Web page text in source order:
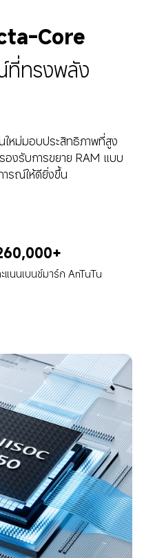
Core
ที่ทรงพลัง
ใหม่มอบประสิทธิภาพที่สูง
องรับการขยาย RAM แบบ
ารณ์ให้ดียิ่งขึ้น
แนนเบนช์มาร์ก AnTuTu